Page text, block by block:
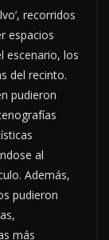
recorridos
espacios
escenario, los
del recinto.
pudieron
al
Además,
pudieron
más